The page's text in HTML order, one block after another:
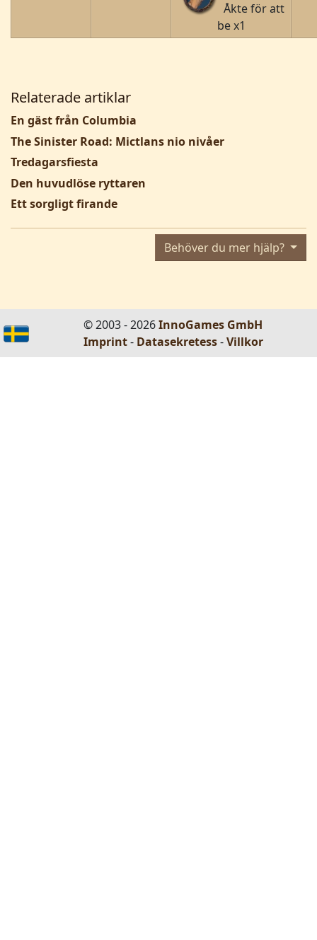
Åkte för att
be x1
Relaterade artiklar
En gäst från Columbia
The Sinister Road: Mictlans nio nivåer
Tredagarsfiesta
Den huvudlöse ryttaren
Ett sorgligt firande
Behöver du mer hjälp?
© 2003 - 2026InnoGames GmbH
Imprint- Datasekretess-Villkor